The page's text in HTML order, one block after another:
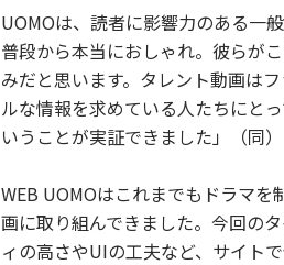
UOMOは、読者に影響力のある一
普段から本当におしゃれ。彼らが
みだと思います。タレント動画は
ルな情報を求めている人たちにと
いうことが実証できました」（同）
WEB UOMOはこれまでもドラマ
画に取り組んできました。今回の
ィの高さやUIの工夫など、サイト